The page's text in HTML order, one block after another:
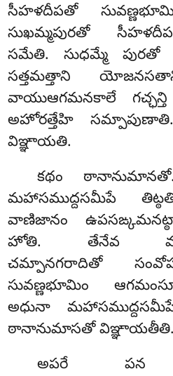
సీహళదీపతో
సుఖమ్మపురతో
సమేతి. సుధమ్మే
సత్తమత్తాని
వాయుఆగమనకాలే
అహోరత్తేహి
విఞ్ఞాయతి.
కథం
మహాసముద్దసమీపే
వాణిజానం
హోతి. తేనేవ
చమ్పానగరాదితో
సువణ్ణభూమిం
అధునా
ఠానానుమాసతో విఞ్ఞాయతీతి.
అపరే పన